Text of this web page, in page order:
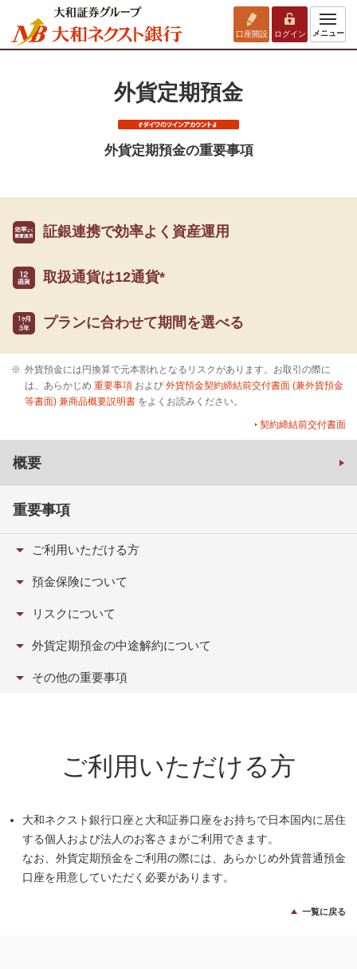
口座開設 ログイン メニュー
外貨定期預金
外貨定期預金の重要事項
証銀連携で効率よく資産運用
取扱通貨は12通貨*
プランに合わせて期間を選べる
※ 外貨預金には円換算で元本割れとなるリスクがあります。お取引の際に
は、あらかじめ 重要事項および 外貨預金契約締結前交付書面 (兼外貨預金
等書面) 兼商品概要説明書をよくお読みください。
契約締結前交付書面
概要
重要事項
ご利用いただける方
預金保険について
リスクについて
外貨定期預金の中途解約について
その他の重要事項
ご利用いただける方
大和ネクスト銀行口座と大和証券口座をお持ちで日本国内に居住
する個人および法人のお客さまがご利用できます。
なお、外貨定期預金をご利用の際には、あらかじめ外貨普通預金
口座を用意していただく必要があります。
一覧に戻る